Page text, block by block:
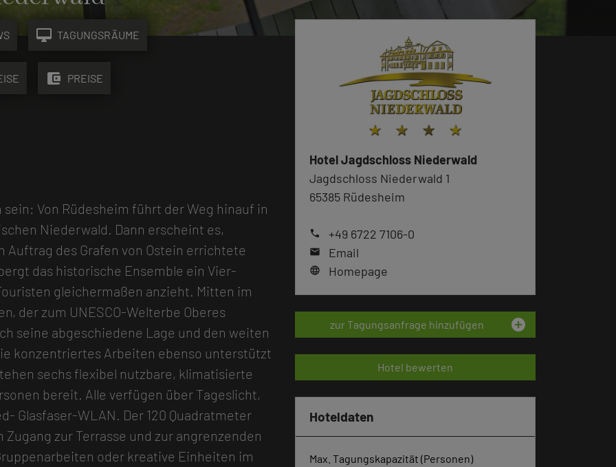
desktop_mac TAGUNGSRÄUME
account_balance_wallet PREISE
Von Rüdesheim führt der Weg hinauf in
Niederwald. Dann erscheint es,
Auftrag des Grafen von Ostein errichtete
das historische Ensemble ein Vier-
gleichermaßen anzieht. Mitten im
der zum UNESCO-Welterbe Oberes
seine abgeschiedene Lage und den weiten
konzentriertes Arbeiten ebenso unterstützt
sechs flexibel nutzbare, klimatisierte
bereit. Alle verfügen über Tageslicht,
Glasfaser-WLAN. Der 120 Quadratmeter
zur Terrasse und zur angrenzenden
oder kreative Einheiten im
Hotel Jagdschloss Niederwald
Jagdschloss Niederwald 1
65385 Rüdesheim
phone +49 6722 7106-0
mail Email
language Homepage
zur Tagungsanfrage hinzufügen add_circle
Hotel bewerten
Hoteldaten
Max. Tagungskapazität (Personen)